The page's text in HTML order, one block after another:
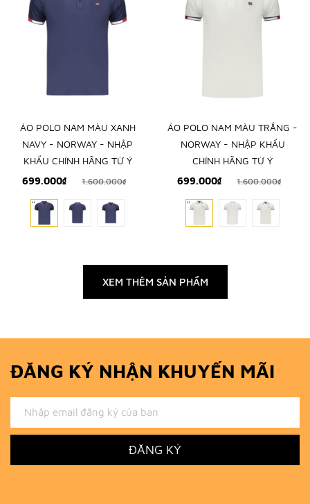
ÁO POLO NAM MÀU XANH
NAVY - NORWAY - NHẬP
KHẨU CHÍNH HÃNG TỪ Ý
699.000₫
1.600.000₫
ÁO POLO NAM MÀU TRẮNG -
NORWAY - NHẬP KHẨU
CHÍNH HÃNG TỪ Ý
699.000₫
1.600.000₫
XEM THÊM SẢN PHẨM
ĐĂNG KÝ NHẬN KHUYẾN MÃI
ĐĂNG KÝ